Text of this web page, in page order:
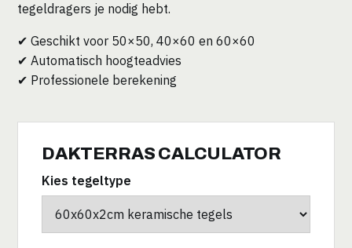
tegeldragers je nodig hebt.
✔ Geschikt voor 50×50, 40×60 en 60×60
✔ Automatisch hoogteadvies
✔ Professionele berekening
DAKTERRAS CALCULATOR
Kies tegeltype